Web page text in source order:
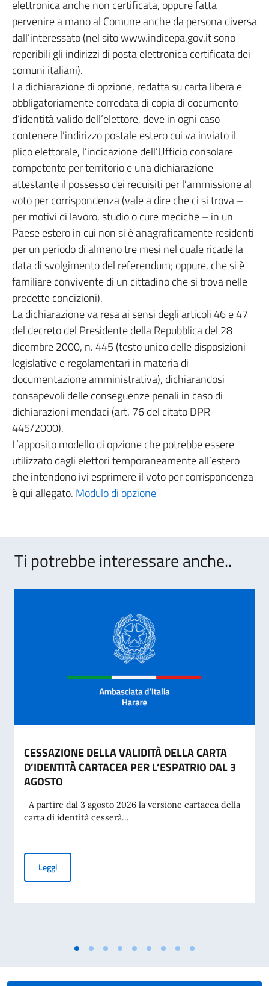
elettronica anche non certificata, oppure fatta
pervenire a mano al Comune anche da persona diversa
dall’interessato (nel sito www.indicepa.gov.it sono
reperibili gli indirizzi di posta elettronica certificata dei
comuni italiani).
La dichiarazione di opzione, redatta su carta libera e
obbligatoriamente corredata di copia di documento
d’identità valido dell’elettore, deve in ogni caso
contenere l’indirizzo postale estero cui va inviato il
plico elettorale, l’indicazione dell’Ufficio consolare
competente per territorio e una dichiarazione
attestante il possesso dei requisiti per l’ammissione al
voto per corrispondenza (vale a dire che ci si trova –
per motivi di lavoro, studio o cure mediche – in un
Paese estero in cui non si è anagraficamente residenti
per un periodo di almeno tre mesi nel quale ricade la
data di svolgimento del referendum; oppure, che si è
familiare convivente di un cittadino che si trova nelle
predette condizioni).
La dichiarazione va resa ai sensi degli articoli 46 e 47
del decreto del Presidente della Repubblica del 28
dicembre 2000, n. 445 (testo unico delle disposizioni
legislative e regolamentari in materia di
documentazione amministrativa), dichiarandosi
consapevoli delle conseguenze penali in caso di
dichiarazioni mendaci (art. 76 del citato DPR
445/2000).
L’apposito modello di opzione che potrebbe essere
utilizzato dagli elettori temporaneamente all’estero
che intendono ivi esprimere il voto per corrispondenza
è qui allegato. Modulo di opzione
Ti potrebbe interessare anche..
CESSAZIONE DELLA VALIDITÀ DELLA CARTA
D’IDENTITÀ CARTACEA PER L’ESPATRIO DAL 3
AGOSTO
A partire dal 3 agosto 2026 la versione cartacea della
carta di identità cesserà...
LeggiCESSAZIONE DELLA VALIDITÀ DELLA CARTA D’IDENTITÀ